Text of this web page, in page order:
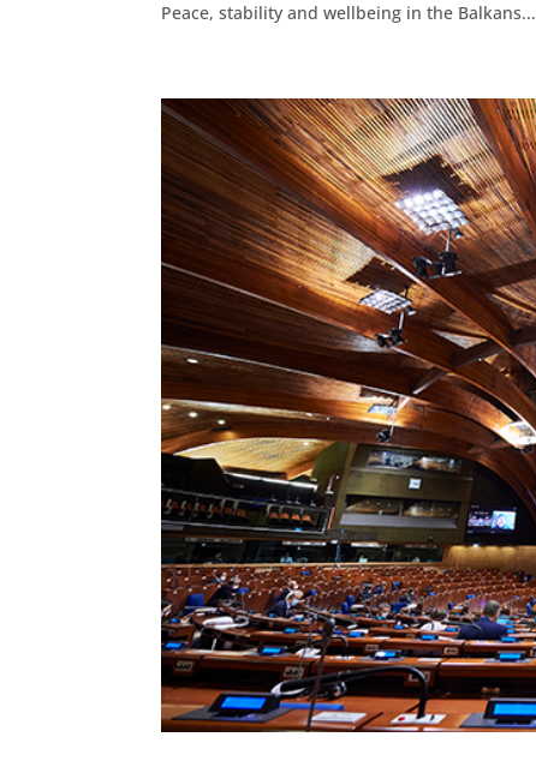
Peace, stability and wellbeing in the Balkans...